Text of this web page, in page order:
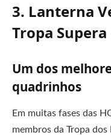
3. Lanterna
Tropa
Um dos
quadrinhos
Em muitas fases das
membros da Tropa